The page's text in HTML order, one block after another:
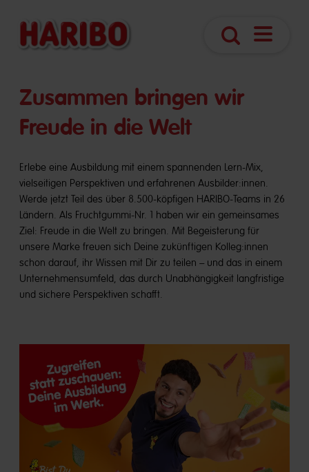
​​Zusammen bringen wir
Freude in die Welt
Erlebe eine Ausbildung mit einem spannenden Lern-Mix,
vielseitigen Perspektiven und erfahrenen Ausbilder:innen.
Werde jetzt Teil des über 8.500-köpfigen HARIBO-Teams in 26
Ländern. Als Fruchtgummi-Nr. 1 haben wir ein gemeinsames
Ziel: Freude in die Welt zu bringen. Mit Begeisterung für
unsere Marke freuen sich Deine zukünftigen Kolleg:innen
schon darauf, ihr Wissen mit Dir zu teilen – und das in einem
Unternehmensumfeld, das durch Unabhängigkeit langfristige
und sichere Perspektiven schafft.​